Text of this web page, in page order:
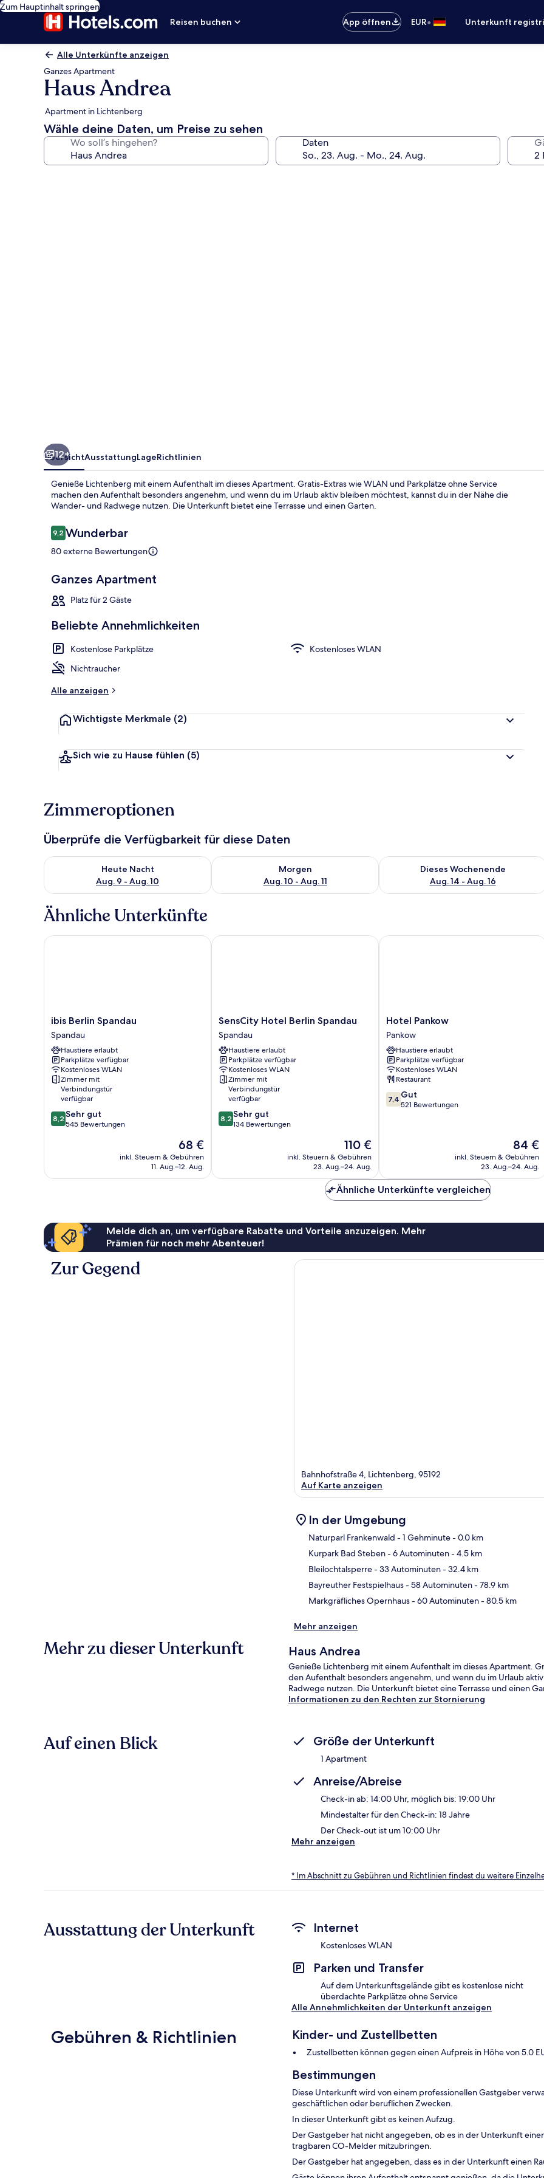
Zum Hauptinhalt springen
Reisen buchen
App öffnen EUR• Unterkunft
Alle Unterkünfte anzeigen
Ganzes Apartment
Haus Andrea
Apartment in Lichtenberg
Wähle deine Daten, um Preise zu sehen
Wo soll’s hingehen? Daten
12+
ÜbersichtAusstattungLageRichtlinien
Genieße Lichtenberg mit einem Aufenthalt im dieses Apartment. Gratis-Extras wie WLAN und Parkplätze ohne Service
machen den Aufenthalt besonders angenehm, und wenn du im Urlaub aktiv bleiben möchtest, kannst du in der Nähe die
Wander- und Radwege nutzen. Die Unterkunft bietet eine Terrasse und einen Garten.
Bewertungen
9,29,2 von 10.
Wunderbar
80 externe Bewertungen
Ganzes Apartment
Platz für 2 Gäste
Beliebte Annehmlichkeiten
Kostenlose Parkplätze
Kostenloses WLAN
Nichtraucher
Alle anzeigen
Wichtigste Merkmale (2)
Sich wie zu Hause fühlen (5)
Zimmeroptionen
Überprüfe die Verfügbarkeit für diese Daten
Heute Nacht
Aug. 9 - Aug. 10
Überprüfe die Verfügbarkeit für heute Nacht, Aug. 9 - Aug. 10.
Morgen
Aug. 10 - Aug. 11
Überprüfe die Verfügbarkeit für morgen, Aug. 10 - Aug. 11.
Dieses Wochenende
Aug. 14 - Aug. 16
Überprüfe die Verfügbarkeit für
Ähnliche Unterkünfte
ibis
Berlin
Spandau
Spandau
ibis Berlin Spandau
Spandau
Haustiere erlaubt
Parkplätze verfügbar
Kostenloses WLAN
Zimmer mit
Verbindungstür
verfügbar
8.2
von
Bewertungen
8,2 Sehr gut
545 Bewertungen
Der
Preis
beträgt
68 €
inkl. Steuern & Gebühren
11. Aug.–12. Aug.
ibis Berlin Spandau
SensCity
Hotel
Berlin
Spandau
Spandau
SensCity Hotel Berlin Spandau
Spandau
Haustiere erlaubt
Parkplätze verfügbar
Kostenloses WLAN
Zimmer mit
Verbindungstür
verfügbar
8.2
von
Bewertungen
8,2 Sehr gut
134 Bewertungen
Der
Preis
beträgt
110 €
inkl. Steuern & Gebühren
23. Aug.–24. Aug.
SensCity Hotel Berlin Spandau
Hotel
Pankow
Pankow
Hotel Pankow
Pankow
Haustiere erlaubt
Parkplätze verfügbar
Kostenloses WLAN
Restaurant
7.4
von
7,4 Gut
521 Bewertungen
Der
Preis
beträgt
84 €
inkl. Steuern & Gebühren
23. Aug.–24. Aug.
Hotel Pankow
Ähnliche Unterkünfte vergleichen
Melde dich an, um verfügbare Rabatte und Vorteile anzuzeigen. Mehr
Prämien für noch mehr Abenteuer!
Zur Gegend
Bahnhofstraße 4, Lichtenberg, 95192
Auf Karte anzeigen
In der Umgebung
Naturparl Frankenwald - 1 Gehminute- 0.0 km
Kurpark Bad Steben- 6 Autominuten- 4.5 km
Bleilochtalsperre- 33 Autominuten- 32.4 km
Bayreuther Festspielhaus- 58 Autominuten- 78.9 km
Markgräfliches Opernhaus- 60 Autominuten- 80.5 km
Mehr anzeigen
Mehr zu dieser Unterkunft Haus Andrea
Genieße Lichtenberg mit einem Aufenthalt im dieses Apartment.
den Aufenthalt besonders angenehm, und wenn du im Urlaub
Radwege nutzen. Die Unterkunft bietet eine Terrasse und einen
Informationen zu den Rechten zur Stornierung
Auf einen Blick Größe der Unterkunft
1 Apartment
Anreise/Abreise
Check-in ab: 14:00 Uhr, möglich bis: 19:00 Uhr
Mindestalter für den Check-in: 18 Jahre
Der Check-out ist um 10:00 Uhr
Mehr anzeigen
* Im Abschnitt zu Gebühren und Richtlinien findest du weitere
Ausstattung der Unterkunft Internet
Kostenloses WLAN
Parken und Transfer
Auf dem Unterkunftsgelände gibt es kostenlose nicht
überdachte Parkplätze ohne Service
Alle Annehmlichkeiten der Unterkunft anzeigen
Gebühren & Richtlinien Kinder- und Zustellbetten
Zustellbetten können gegen einen Aufpreis in Höhe von 5.0
Bestimmungen
Diese Unterkunft wird von einem professionellen Gastgeber
geschäftlichen oder beruflichen Zwecken.
In dieser Unterkunft gibt es keinen Aufzug.
Der Gastgeber hat nicht angegeben, ob es in der Unterkunft
tragbaren CO-Melder mitzubringen.
Der Gastgeber hat angegeben, dass es in der Unterkunft einen